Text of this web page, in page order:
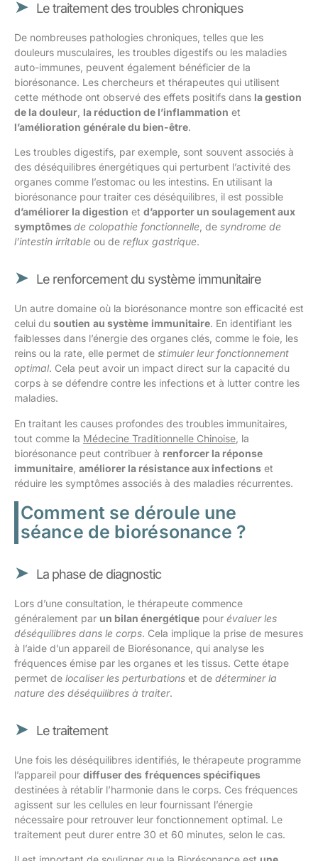
Le traitement des troubles chroniques
De nombreuses pathologies chroniques, telles que les
douleurs musculaires, les troubles digestifs ou les maladies
auto-immunes, peuvent également bénéficier de la
biorésonance. Les chercheurs et thérapeutes qui utilisent
cette méthode ont observé des effets positifs dans la gestion
de la douleur la réduction de l’inflammation et
l’amélioration générale du bien-être.
Les troubles digestifs, par exemple, sont souvent associés à
des déséquilibres énergétiques qui perturbent l’activité des
organes comme l’estomac ou les intestins. En utilisant la
biorésonance pour traiter ces déséquilibres, il est possible
d’améliorer la digestion et d’apporter un soulagement aux
symptômesde colopathie fonctionnelle, de syndrome de
l’intestin irritable ou de reflux gastrique.
Le renforcement du système immunitaire
Un autre domaine où la biorésonance montre son efficacité est
celui du soutien au système immunitaire. En identifiant les
faiblesses dans l’énergie des organes clés, comme le foie, les
reins ou la rate, elle permet de stimuler leur fonctionnement
optimal. Cela peut avoir un impact direct sur la capacité du
corps à se défendre contre les infections et à lutter contre les
maladies.
En traitant les causes profondes des troubles immunitaires,
tout comme la Médecine Traditionnelle Chinoise , la
biorésonance peut contribuer à renforcer la réponse
immunitaire améliorer la résistance aux infections et
réduire les symptômes associés à des maladies récurrentes.
Comment se déroule une
séance de biorésonance ?
La phase de diagnostic
Lors d’une consultation, le thérapeute commence
généralement par un bilan énergétique pour évaluer les
déséquilibres dans le corps. Cela implique la prise de mesures
à l’aide d’un appareil de Biorésonance, qui analyse les
fréquences émise par les organes et les tissus. Cette étape
permet de localiser les perturbations et de déterminer la
nature des déséquilibres à traiter.
Le traitement
Une fois les déséquilibres identifiés, le thérapeute programme
l’appareil pour diffuser des fréquences spécifiques
destinées à rétablir l’harmonie dans le corps. Ces fréquences
agissent sur les cellules en leur fournissant l’énergie
nécessaire pour retrouver leur fonctionnement optimal. Le
traitement peut durer entre 30 et 60 minutes, selon le cas.